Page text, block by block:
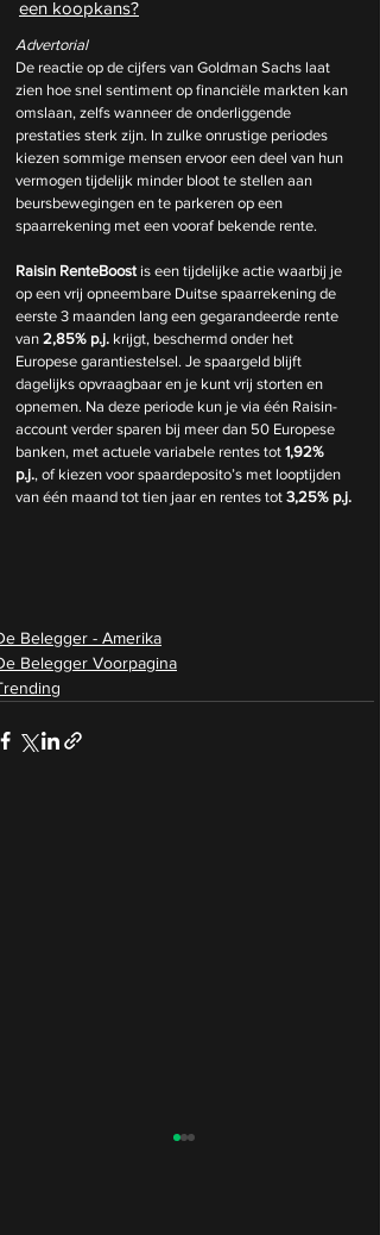
een koopkans?
Advertorial
De reactie op de cijfers van Goldman Sachs laat
zien hoe snel sentiment op financiële markten kan
omslaan, zelfs wanneer de onderliggende
prestaties sterk zijn. In zulke onrustige periodes
kiezen sommige mensen ervoor een deel van hun
vermogen tijdelijk minder bloot te stellen aan
beursbewegingen en te parkeren op een
spaarrekening met een vooraf bekende rente.
Raisin RenteBoost is een tijdelijke actie waarbij je
op een vrij opneembare Duitse spaarrekening de
eerste 3 maanden lang een gegarandeerde rente
van 2,85% p.j. krijgt, beschermd onder het
Europese garantiestelsel. Je spaargeld blijft
dagelijks opvraagbaar en je kunt vrij storten en
opnemen. Na deze periode kun je via één Raisin-
account verder sparen bij meer dan 50 Europese
banken, met actuele variabele rentes tot 1,92%
p.j., of kiezen voor spaardeposito’s met looptijden
van één maand tot tien jaar en rentes tot 3,25% p.j.
Belegger - Amerika
Belegger Voorpagina